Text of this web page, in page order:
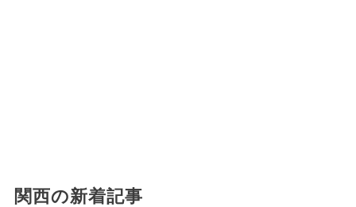
関西の新着記事